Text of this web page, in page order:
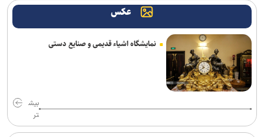
عکس
نمایشگاه اشیاء قدیمی و صنایع دستی
بیش
تر